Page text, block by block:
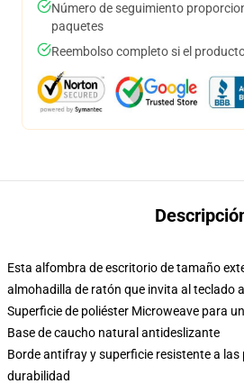
Número de seguimiento
paquetes
Reembolso completo si el
Esta alfombra de escritorio de tamaño
almohadilla de ratón que invita al teclado
Superficie de poliéster Microweave para
Base de caucho natural antideslizante
Borde antifray y superficie resistente a
durabilidad